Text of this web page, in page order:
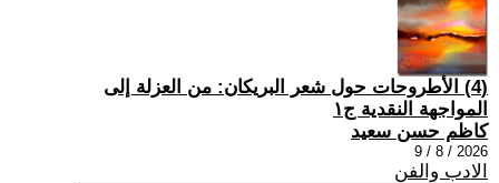
(4) الأطروحات حول شعر البريكان: من العزلة إلى
المواجهة النقدية ج١
كاظم حسن سعيد
2026 / 8 / 9
الادب والفن